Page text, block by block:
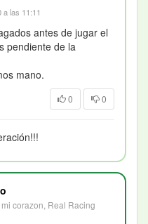
a las 11:11
antes de jugar el
pendiente de la
mano.
0 0
corazon, Real Racing